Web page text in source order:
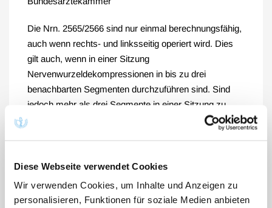
Diese Webseite verwendet Cookies
Wir verwenden Cookies, um Inhalte und Anzeigen zu
personalisieren, Funktionen für soziale Medien anbieten
Die Nrn. 2565/2566 sind nur einmal berechnungsfähig,
auch wenn rechts- und linksseitig operiert wird. Dies
gilt auch, wenn in einer Sitzung
Nervenwurzeldekompressionen in bis zu drei
benachbarten Segmenten durchzuführen sind. Sind
jedoch mehr als drei Segmente in einer Sitzung zu
behandeln, so ist ab dem vierten Segment der Ansatz
Beschluss des "Zentralen Konsultationsausschuss für
Gebührenordnungsfragen" bei der